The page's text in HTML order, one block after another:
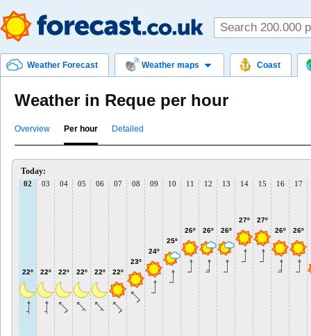
Weather Forecast Weather maps Coast
Weather in Reque per hour
Overview Per hour Detailed
Today:
02
22º
03
22º
04
22º
05
22º
06
22º
07
22º
08
23º
09
24º
10
25º
11
26º
12
26º
13
26º
14
27º
15
27º
16
26º
17
26º